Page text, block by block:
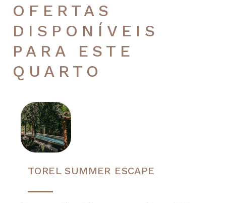
OFERTAS
DISPONÍVEIS
PARA ESTE
QUARTO
TOREL SUMMER ESCAPE